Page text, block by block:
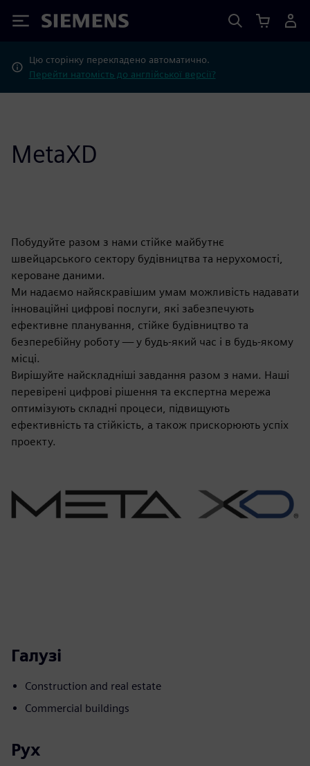
Siemens
Цю сторінку перекладено автоматично.
Перейти натомість до англійської версії?
MetaXD
Побудуйте разом з нами стійке майбутнє
швейцарського сектору будівництва та нерухомості,
кероване даними.
Ми надаємо найяскравішим умам можливість надавати
інноваційні цифрові послуги, які забезпечують
ефективне планування, стійке будівництво та
безперебійну роботу — у будь-який час і в будь-якому
місці.
Вирішуйте найскладніші завдання разом з нами. Наші
перевірені цифрові рішення та експертна мережа
оптимізують складні процеси, підвищують
ефективність та стійкість, а також прискорюють успіх
проекту.
Галузі
Construction and real estate
Commercial buildings
Рух